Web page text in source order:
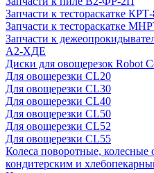
Запчасти к тестораскатке
Запчасти к тестораскатке
Запчасти к
А2-ХДЕ
Диски для овощерезок Robot
Для овощерезки CL20
Для овощерезки CL30
Для овощерезки CL40
Для овощерезки CL50
Для овощерезки CL52
Для овощерезки CL55
Колеса поворотные, колесные
кондитерским и